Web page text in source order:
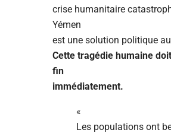
crise humanitaire
Yémen
est une solution politique
Cette tragédie humaine
fin
immédiatement.
«
Les populations ont